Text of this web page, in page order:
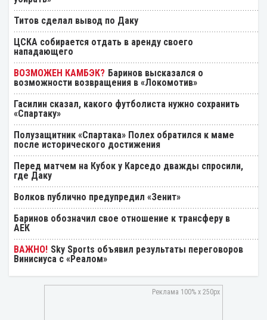
Титов сделал вывод по Даку
ЦСКА собирается отдать в аренду своего
нападающего
Баринов высказался о
возможности возвращения в «Локомотив»
Гасилин сказал, какого футболиста нужно сохранить
«Спартаку»
Полузащитник «Спартака» Полех обратился к маме
после исторического достижения
Перед матчем на Кубок у Карседо дважды спросили,
где Даку
Волков публично предупредил «Зенит»
Баринов обозначил свое отношение к трансферу в
АЕК
Sky Sports объявил результаты переговоров
Винисиуса с «Реалом»